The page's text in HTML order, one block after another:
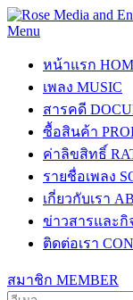
Menu
หน้าแรก
เพลง MUSIC
สารคดี
ซื้อสินค้า
ค่าลิขสิทธิ์
รายชื่อเพลง
เกี่ยวกับเรา
ข่าวสารและกิ
ติดต่อเรา
สมาชิก MEMBER